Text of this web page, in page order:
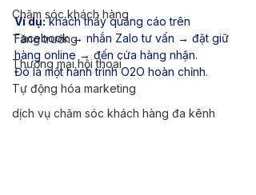
Chăm sóc khách hàng
Tăng trưởng
Thương mại hội thoại
Tự động hóa marketing
dịch vụ chăm sóc khách hàng đa kênh
Ví dụ: khách thấy quảng cáo trên
Facebook → nhắn Zalo tư vấn → đặt giữ
hàng online → đến cửa hàng nhận.
Đó là một hành trình O2O hoàn chỉnh.